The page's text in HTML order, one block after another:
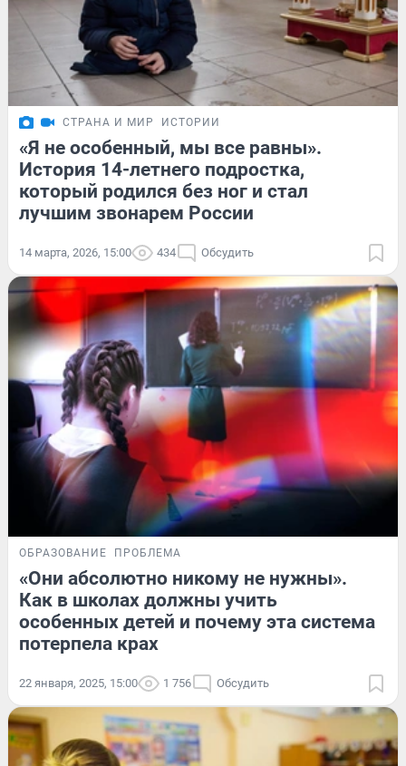
СТРАНА И МИР ИСТОРИИ
«Я не особенный, мы все равны».
История 14-летнего подростка,
который родился без ног и стал
лучшим звонарем России
14 марта, 2026, 15:00 434 Обсудить
ОБРАЗОВАНИЕ ПРОБЛЕМА
«Они абсолютно никому не нужны».
Как в школах должны учить
особенных детей и почему эта система
потерпела крах
22 января, 2025, 15:00 1 756 Обсудить